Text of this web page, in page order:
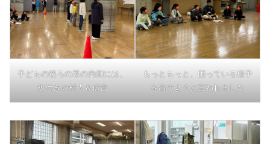
子どもの後ろの幕の内側には、
板付きの村人＆伝吉
もっともっと、困っている様子
を出すように言われました